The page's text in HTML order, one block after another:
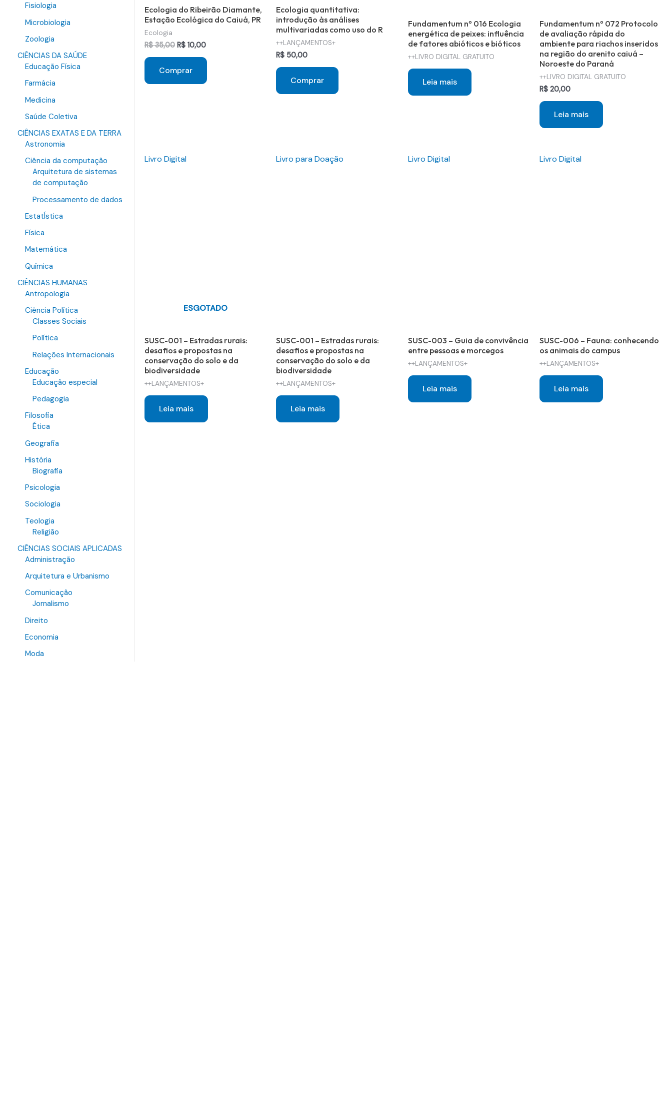
Fisiologia
Microbiologia
Zoologia
CIÊNCIAS DA SAÚDE
Educação Física
Farmácia
Medicina
Saúde Coletiva
CIÊNCIAS EXATAS E DA TERRA
Astronomia
Ciência da computação
Arquitetura de sistemas
de computação
Processamento de dados
EstatÍstica
Física
Matemática
Química
CIÊNCIAS HUMANAS
Antropologia
Ciência Política
Classes Sociais
Política
Relações Internacionais
Educação
Educação especial
Pedagogia
Filosofia
Ética
Geografia
História
Biografia
Psicologia
Sociologia
Teologia
Religião
CIÊNCIAS SOCIAIS APLICADAS
Administração
Arquitetura e Urbanismo
Comunicação
Jornalismo
Direito
Economia
Moda
Ecologia do Ribeirão Diamante,
Estação Ecológica do Caiuá, PR
Ecologia
R$35,00 O
era:
R$ 35,00.
R$10,00O
atual
R$ 10,00.
Comprar
Ecologia quantitativa:
introdução às análises
multivariadas como uso do R
++LANÇAMENTOS+
R$ 50,00
Comprar
Fundamentum nº 016 Ecologia
energética de peixes: influência
de fatores abióticos e bióticos
++LIVRO DIGITAL GRATUITO
Leia mais
Fundamentum nº 072 Protocolo
de avaliação rápida do
ambiente para riachos inseridos
na região do arenito caiuá –
Noroeste do Paraná
++LIVRO DIGITAL GRATUITO
R$ 20,00
Leia mais
Livro Digital
ESGOTADO
SUSC-001 – Estradas rurais:
desafios e propostas na
conservação do solo e da
biodiversidade
++LANÇAMENTOS+
Leia mais
Livro para Doação
SUSC-001 – Estradas rurais:
desafios e propostas na
conservação do solo e da
biodiversidade
++LANÇAMENTOS+
Leia mais
Livro Digital
SUSC-003 – Guia de convivência
entre pessoas e morcegos
++LANÇAMENTOS+
Leia mais
Livro Digital
SUSC-006 – Fauna: conhecendo
os animais do campus
++LANÇAMENTOS+
Leia mais